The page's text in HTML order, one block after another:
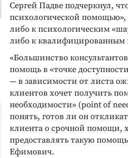
Сергей Падве подчеркнул,
психологической
либо к психологическим
либо к квалифицированным
«Большинство
помощь в «точке
— в зависимости от листа
клиентов хочет получить
необходимости» (point of
понять, готов ли он
клиента о срочной помощи,
предоставлять такую
Ефимович.
ДИАГНОСТИКА ОСОБЕННОСТЕЙ
ЛИЧНОСТИ
Истории о чувствах
Технология развития
эмоционального интеллекта у
детей
Подробнее